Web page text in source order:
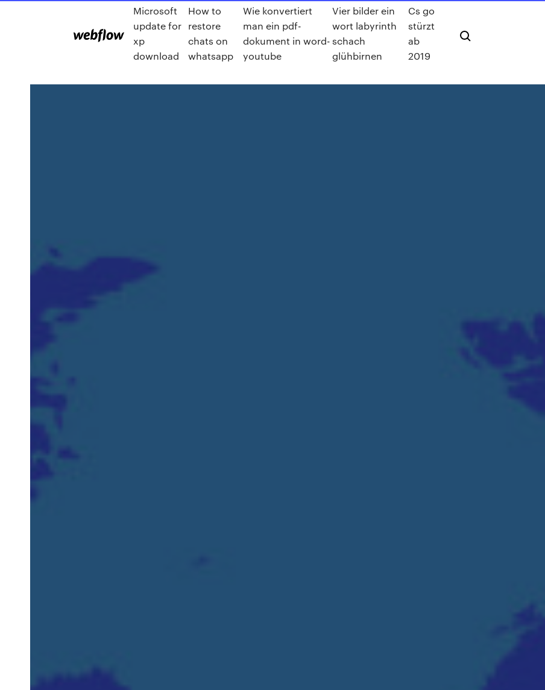
Microsoft
update for
xp
download
How to
restore
chats on
whatsapp
Wie konvertiert
man ein pdf-
dokument in word-
youtube
Vier bilder ein
wort labyrinth
schach
glühbirnen
Cs go
stürzt
ab
2019